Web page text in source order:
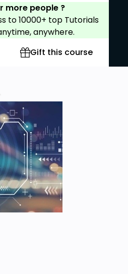
more people ?
to 10000+ top Tutorials
anywhere.
Gift this course